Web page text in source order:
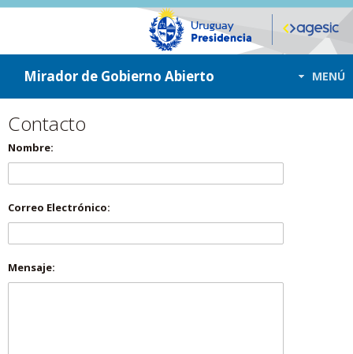
ir a contenido
ir al menú
Mirador de Gobierno Abierto MENÚ
Contacto
Nombre:
Correo Electrónico:
Mensaje: